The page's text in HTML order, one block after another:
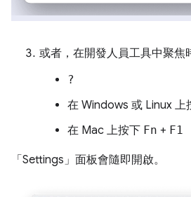
或者，在開發人員工具中聚焦
?
在 Windows 或 Linux 上
在 Mac 上按下 Fn + F1
「Settings」 面板會隨即開啟。